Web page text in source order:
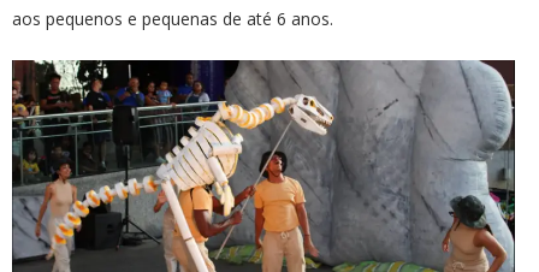
aos pequenos e pequenas de até 6 anos.